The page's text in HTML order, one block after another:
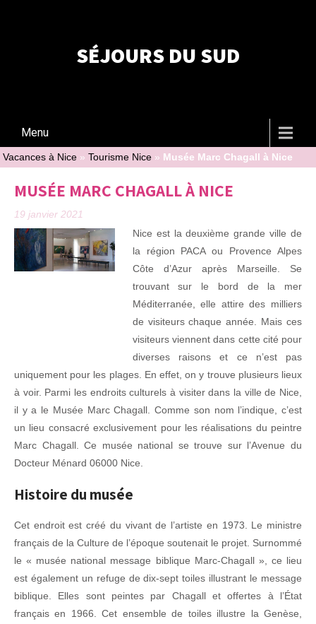
SÉJOURS DU SUD
Menu
Vacances à Nice »Tourisme Nice » Musée Marc Chagall à Nice
MUSÉE MARC CHAGALL À NICE
19 janvier 2021
Nice est la deuxième grande ville de
la région PACA ou Provence Alpes
Côte d’Azur après Marseille. Se
trouvant sur le bord de la mer
Méditerranée, elle attire des milliers
de visiteurs chaque année. Mais ces
visiteurs viennent dans cette cité pour
diverses raisons et ce n’est pas
uniquement pour les plages. En effet, on y trouve plusieurs lieux
à voir. Parmi les endroits culturels à visiter dans la ville de Nice,
il y a le Musée Marc Chagall. Comme son nom l’indique, c’est
un lieu consacré exclusivement pour les réalisations du peintre
Marc Chagall. Ce musée national se trouve sur l’Avenue du
Docteur Ménard 06000 Nice.
Histoire du musée
Cet endroit est créé du vivant de l’artiste en 1973. Le ministre
français de la Culture de l’époque soutenait le projet. Surnommé
le « musée national message biblique Marc-Chagall », ce lieu
est également un refuge de dix-sept toiles illustrant le message
biblique. Elles sont peintes par Chagall et offertes à l’État
français en 1966. Cet ensemble de toiles illustre la Genèse,